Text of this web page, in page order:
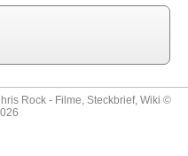
Rock - Filme, Steckbrief, Wiki ©